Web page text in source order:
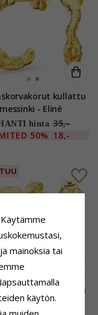
kullattu
messinki - Eliné
hinta 35,-
50% 18,-
kullattu
messinki - Eliné
mainoksia tai
käytön.